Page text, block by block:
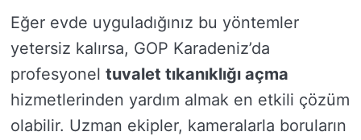
Eğer evde uyguladığınız bu yöntemler
yetersiz kalırsa, GOP Karadeniz’da
profesyonel tuvalet tıkanıklığı açma
hizmetlerinden yardım almak en etkili çözüm
olabilir. Uzman ekipler, kameralarla boruların